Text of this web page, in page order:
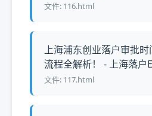
文件: 116.html
上海浦东创业落户审批
流程全解析！ - 上海落户
文件: 117.html